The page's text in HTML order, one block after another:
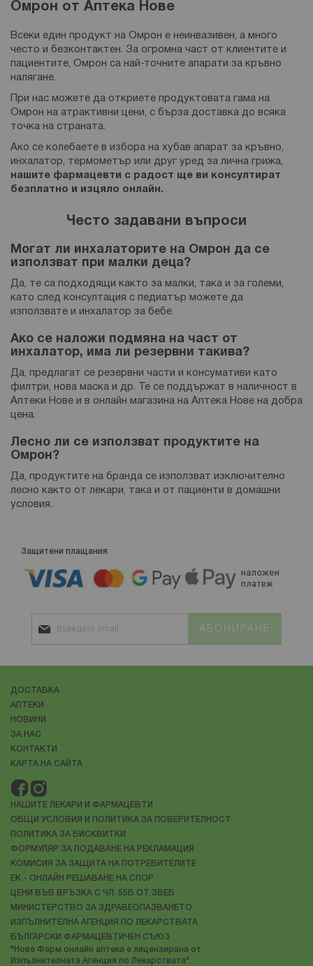
Омрон от Аптека Нове
Всеки един продукт на Омрон е неинвазивен, а много
често и безконтактен. За огромна част от клиентите и
пациентите, Омрон са най-точните апарати за кръвно
налягане.
При нас можете да откриете продуктовата гама на
Омрон на атрактивни цени, с бърза доставка до всяка
точка на страната.
Ако се колебаете в избора на хубав апарат за кръвно,
инхалатор, термометър или друг уред за лична грижа,
нашите фармацевти с радост ще ви консултират
безплатно и изцяло онлайн.
Често задавани въпроси
Могат ли инхалаторите на Омрон да се
използват при малки деца?
Да, те са подходящи както за малки, така и за големи,
като след консултация с педиатър можете да
използвате и инхалатор за бебе.
Ако се наложи подмяна на част от
инхалатор, има ли резервни такива?
Да, предлагат се резервни части и консумативи като
филтри, нова маска и др. Те се поддържат в наличност в
Аптеки Нове и в онлайн магазина на Аптека Нове на добра
цена.
Лесно ли се използват продуктите на
Омрон?
Да, продуктите на бранда се използват изключително
лесно както от лекари, така и от пациенти в домашни
условия.
Защитени плащания
АБОНИРАНЕ
ДОСТАВКА
АПТЕКИ
НОВИНИ
ЗА НАС
КОНТАКТИ
КАРТА НА САЙТА
НАШИТЕ ЛЕКАРИ И ФАРМАЦЕВТИ
ОБЩИ УСЛОВИЯ И ПОЛИТИКА ЗА ПОВЕРИТЕЛНОСТ
ПОЛИТИКА ЗА БИСКВИТКИ
ФОРМУЛЯР ЗА ПОДАВАНЕ НА РЕКЛАМАЦИЯ
КОМИСИЯ ЗА ЗАЩИТА НА ПОТРЕБИТЕЛИТЕ
ЕК - ОНЛАЙН РЕШАВАНЕ НА СПОР
ЦЕНИ ВЪВ ВРЪЗКА С ЧЛ. 55Б ОТ ЗВЕБ
МИНИСТЕРСТВО ЗА ЗДРАВЕОПАЗВАНЕТО
ИЗПЪЛНИТЕЛНА АГЕНЦИЯ ПО ЛЕКАРСТВАТА
БЪЛГАРСКИ ФАРМАЦЕВТИЧЕН СЪЮЗ
"Нове Фарм онлайн аптека е лицензирана от
Изпълнителната Агенция по Лекарствата"